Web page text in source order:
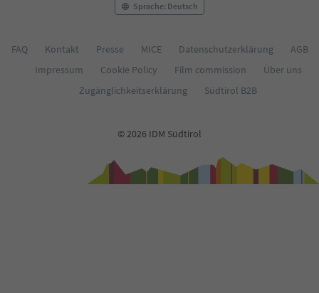
Sprache: Deutsch
FAQ Kontakt Presse MICE Datenschutzerklärung
AGB
Impressum
Cookie Policy Film commission
Über uns
Zugänglichkeitserklärung
Südtirol B2B
© 2026 IDM Südtirol